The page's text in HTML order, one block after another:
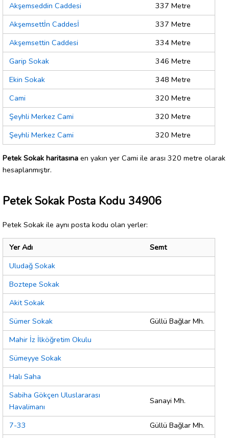
Akşemseddin Caddesi
337 Metre
Akşemsettİn Caddesİ
337 Metre
Akşemsettin Caddesi
334 Metre
Garip Sokak
346 Metre
Ekin Sokak
348 Metre
Cami
320 Metre
Şeyhli Merkez Cami
320 Metre
Şeyhli Merkez Cami
320 Metre
Petek Sokak haritasına en yakın yer Cami ile arası 320 metre olarak
hesaplanmıştır.
Petek Sokak Posta Kodu 34906
Petek Sokak ile aynı posta kodu olan yerler:
Yer Adı
Semt
Uludağ Sokak
Boztepe Sokak
Akit Sokak
Sümer Sokak
Güllü Bağlar Mh.
Mahir İz İlköğretim Okulu
Sümeyye Sokak
Halı Saha
Sabiha Gökçen Uluslararası
Havalimanı
Sanayi Mh.
7-33
Güllü Bağlar Mh.